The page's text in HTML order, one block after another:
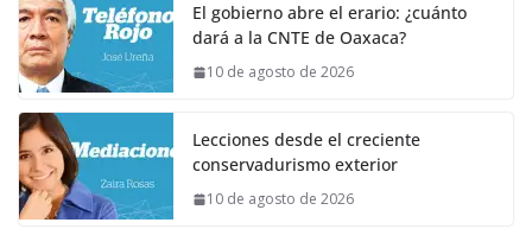
El gobierno abre el erario: ¿cuánto
dará a la CNTE de Oaxaca?
10 de agosto de 2026
Lecciones desde el creciente
conservadurismo exterior
10 de agosto de 2026